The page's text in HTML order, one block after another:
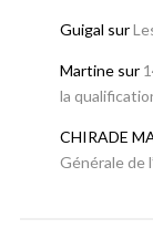
Guigal sur
Martinesur
la
CHIRADE
Générale de